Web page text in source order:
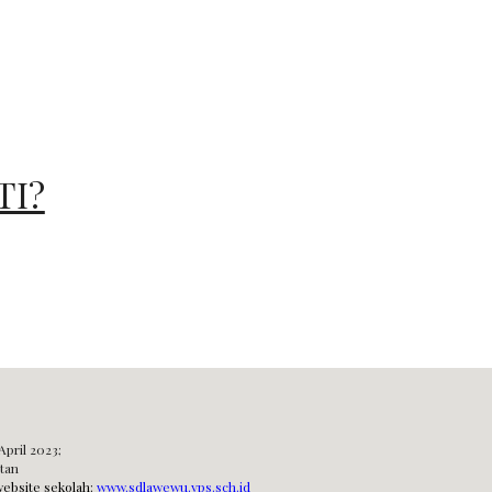
2023;
sekolah: www.sdlawewu.yps.sch.id